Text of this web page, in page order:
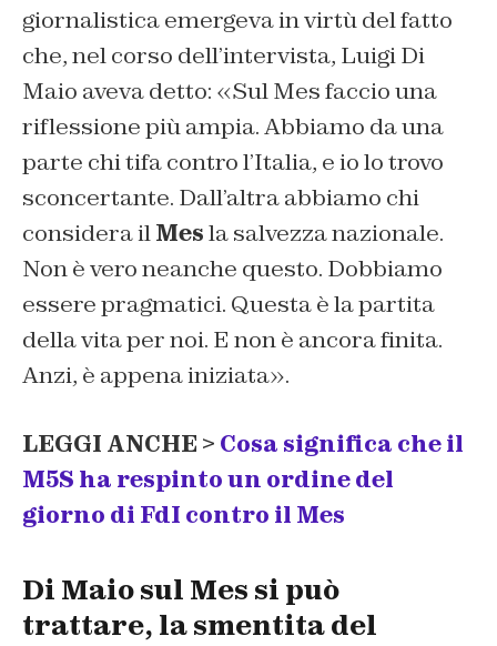
giornalistica emergeva in virtù del fatto
che, nel corso dell’intervista, Luigi Di
Maio aveva detto: «Sul Mes faccio una
riflessione più ampia. Abbiamo da una
parte chi tifa contro l’Italia, e io lo trovo
sconcertante. Dall’altra abbiamo chi
considera ilMesla salvezza nazionale.
Non è vero neanche questo. Dobbiamo
essere pragmatici. Questa è la partita
della vita per noi. E non è ancora finita.
Anzi, è appena iniziata».
LEGGI ANCHE > Cosa significa che il
M5S ha respinto un ordine del
giorno di FdI contro il Mes
Di Maio sul Mes si può
trattare, la smentita del